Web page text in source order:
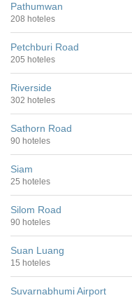
Pathumwan
208 hoteles
Petchburi Road
205 hoteles
Riverside
302 hoteles
Sathorn Road
90 hoteles
Siam
25 hoteles
Silom Road
90 hoteles
Suan Luang
15 hoteles
Suvarnabhumi Airport